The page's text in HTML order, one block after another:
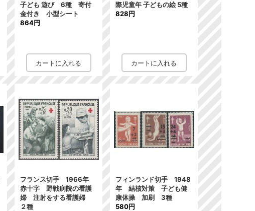
子ども 遊び 6種 寄付
金付き 小型シート
864円
際児童年 子どもの絵 5種
828円
フランス切手 1966年
赤十字 野戦病院の看護
婦 注射をする看護婦
２種
フィンランド切手 1948
年 結核対策 子ども健
康体操 加刷 3種
580円